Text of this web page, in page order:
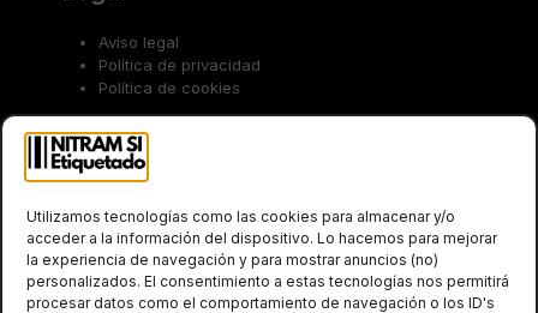
Utilizamos tecnologías como las cookies para almacenar y/o
acceder a la información del dispositivo. Lo hacemos para mejorar
la experiencia de navegación y para mostrar anuncios (no)
personalizados. El consentimiento a estas tecnologías nos permitirá
procesar datos como el comportamiento de navegación o los ID's
Aviso legal
Política de privacidad
Política de cookies
Trabaja con nosotros